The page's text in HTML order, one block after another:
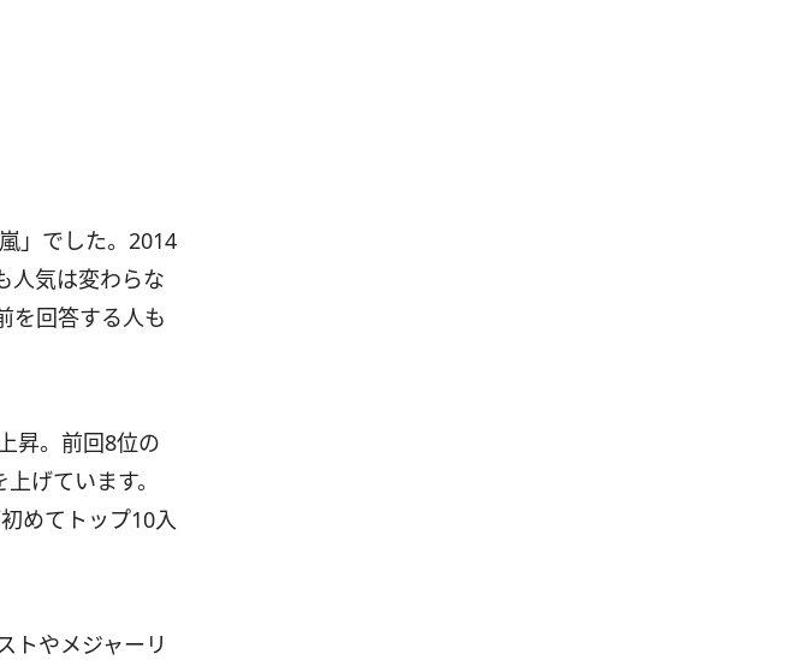
」でした。2014
人気は変わらな
を回答する人も
昇。前回8位の
げています。
めてトップ10入
トやメジャーリ